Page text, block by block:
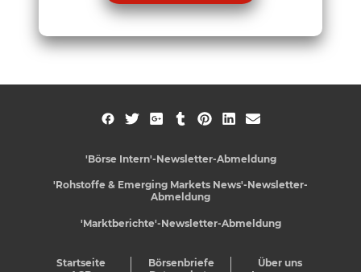
'Börse Intern'-Newsletter-Abmeldung
'Rohstoffe & Emerging Markets News'-Newsletter-
Abmeldung
'Marktberichte'-Newsletter-Abmeldung
Startseite Börsenbriefe
Über uns